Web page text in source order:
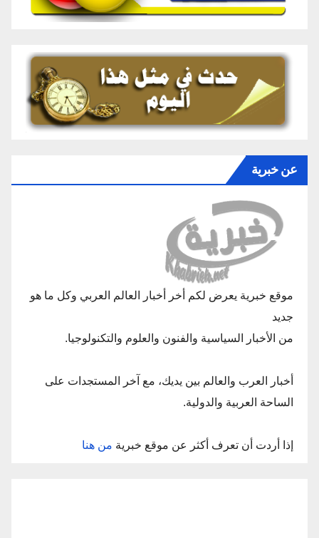
عن خبرية
موقع خبرية يعرض لكم أخر أخبار العالم العربي وكل ما هو
جديد
من الأخبار السياسية والفنون والعلوم والتكنولوجيا.
أخبار العرب والعالم بين يديك، مع آخر المستجدات على
الساحة العربية والدولية.
إذا أردت أن تعرف أكثر عن موقع خبرية من هنا